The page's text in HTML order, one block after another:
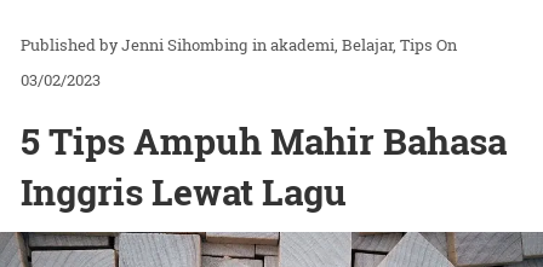
Jenni Sihombing inakademi Belajar Tips On
03/02/2023
5 Tips Ampuh Mahir Bahasa
Inggris Lewat Lagu